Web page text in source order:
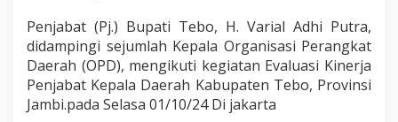
O
P
D
M
e
n
g
Penjabat (Pj.) Bupati Tebo, H. Varial Adhi Putra,
didampingi sejumlah Kepala Organisasi Perangkat
Daerah (OPD), mengikuti kegiatan Evaluasi Kinerja
Penjabat Kepala Daerah Kabupaten Tebo, Provinsi
Jambi.pada Selasa 01/10/24 Di jakarta